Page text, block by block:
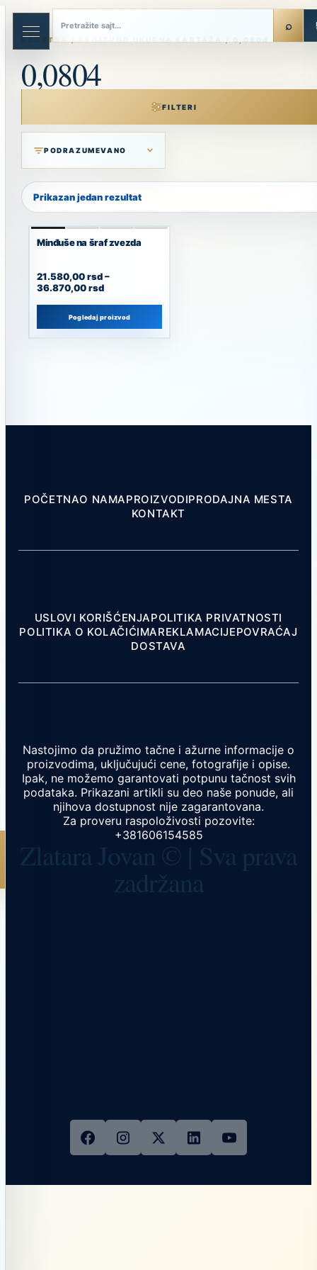
Skip
content
POČETNA
0,0804
FILTERI
Prikazan jedan rezultat
Minđuše na šraf zvezda
21.580,00rsd–
36.870,00rsd
Pogledaj proizvod
POČETNAO NAMAPROIZVODIPRODAJNA MESTA
KONTAKT
USLOVI KORIŠĆENJAPOLITIKA PRIVATNOSTI
POLITIKA O KOLAČIĆIMAREKLAMACIJEPOVRAĆAJ
DOSTAVA
Nastojimo da pružimo tačne i ažurne informacije o
proizvodima, uključujući cene, fotografije i opise.
Ipak, ne možemo garantovati potpunu tačnost svih
podataka. Prikazani artikli su deo naše ponude, ali
njihova dostupnost nije zagarantovana.
Za proveru raspoloživosti pozovite:
+381606154585
Zlatara Jovan © | Sva prava
zadržana